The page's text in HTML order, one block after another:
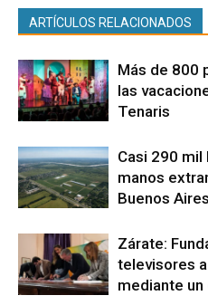
ARTÍCULOS RELACIONADOS
Más de 800
las
Tenaris
Casi 290 mil
manos
Buenos Aires
Zárate:
televisores
mediante un